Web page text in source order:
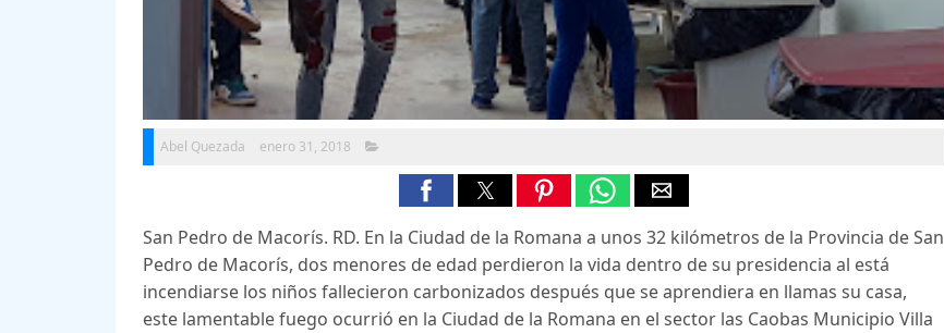
Abel Quezada enero 31, 2018
San Pedro de Macorís. RD. En la Ciudad de la Romana a unos 32 kilómetros de la Provincia de San
Pedro de Macorís, dos menores de edad perdieron la vida dentro de su presidencia al está
incendiarse los niños fallecieron carbonizados después que se aprendiera en llamas su casa,
este lamentable fuego ocurrió en la Ciudad de la Romana en el sector las Caobas Municipio Villa